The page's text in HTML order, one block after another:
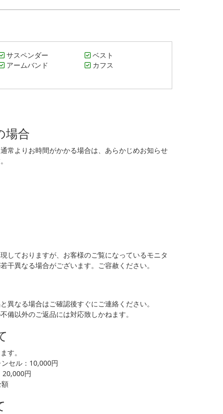
サスペンダー
ベスト
アームバンド
カフス
場合
常よりお時間がかかる場合は、あらかじめお知らせ
しておりますが、お客様のご覧になっているモニタ
干異なる場合がございます。ご容赦ください。
異なる場合はご確認後すぐにご連絡ください。
備以外のご返品には対応致しかねます。
す。
セル：10,000円
20,000円